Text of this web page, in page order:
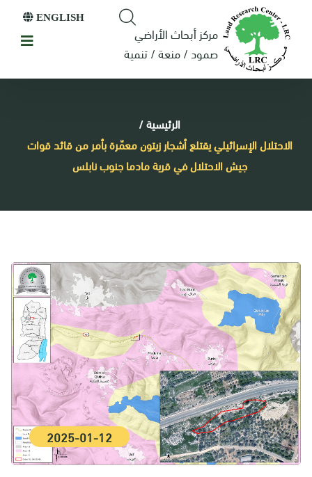
مركز أبحاث الأراضي
صمود / منعة / تنمية
ENGLISH
الرئيسية/
الاحتلال الإسرائيلي يقتلع أشجار زيتون معمّرة بأمر من قائد قوات
جيش الاحتلال في قرية مادما جنوب نابلس
2025-01-12